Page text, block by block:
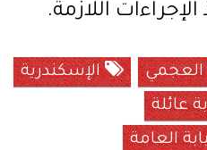
اللازمة.
العجمي
الإسكندرية
عائلة
العامة